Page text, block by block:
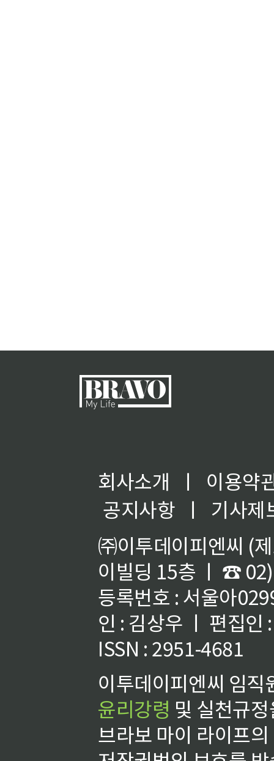
회사소개 ㅣ
이용약
공지사항
ㅣ
기사제
㈜이투데이피엔씨 (
이빌딩 15층 ㅣ ☎
등록번호 : 서울아
인 : 김상우 ㅣ 편집인
ISSN : 2951-4681
이투데이피엔씨 임
윤리강령 및 실천규
브라보 마이 라이프